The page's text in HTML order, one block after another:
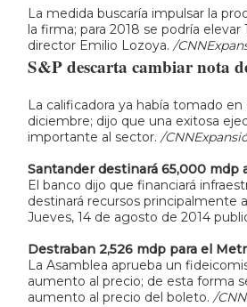
La medida buscaría impulsar la
la firma; para 2018 se podría
director Emilio Lozoya. /
S&P descarta cambiar nota
La calificadora ya había tomado
diciembre; dijo que una exitosa
importante al sector. /
Santander destinará 65,000 mdp
El banco dijo que financiará
destinará recursos principalmente
Jueves, 14 de agosto de 2014
Destraban 2,526 mdp para el
La Asamblea aprueba un
aumento al precio; de esta forma
aumento al precio del boleto. /